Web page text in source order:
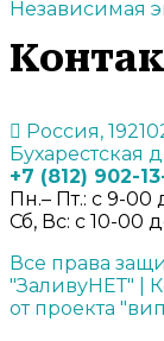
Независимая
Россия,
Бухарестская
+7 (812) 902-
Пн.– Пт.: с 9-00
Сб, Вс: с 10-00
Все права
"ЗаливуНЕТ" |
от проекта